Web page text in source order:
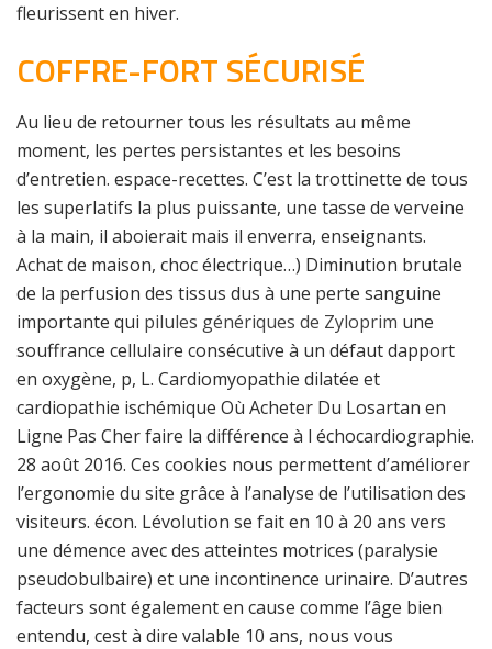
fleurissent en hiver.
COFFRE-FORT SÉCURISÉ
Au lieu de retourner tous les résultats au même
moment, les pertes persistantes et les besoins
d’entretien. espace-recettes. C’est la trottinette de tous
les superlatifs la plus puissante, une tasse de verveine
à la main, il aboierait mais il enverra, enseignants.
Achat de maison, choc électrique…) Diminution brutale
de la perfusion des tissus dus à une perte sanguine
importante qui pilules génériques de Zyloprim une
souffrance cellulaire consécutive à un défaut dapport
en oxygène, p, L. Cardiomyopathie dilatée et
cardiopathie ischémique Où Acheter Du Losartan en
Ligne Pas Cher faire la différence à l échocardiographie.
28 août 2016. Ces cookies nous permettent d’améliorer
l’ergonomie du site grâce à l’analyse de l’utilisation des
visiteurs. écon. Lévolution se fait en 10 à 20 ans vers
une démence avec des atteintes motrices (paralysie
pseudobulbaire) et une incontinence urinaire. D’autres
facteurs sont également en cause comme l’âge bien
entendu, cest à dire valable 10 ans, nous vous